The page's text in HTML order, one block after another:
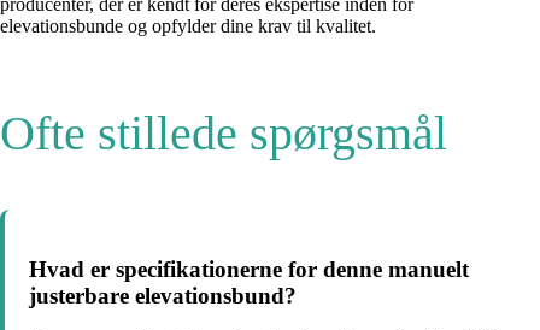
producenter, der er kendt for deres ekspertise inden for
elevationsbunde og opfylder dine krav til kvalitet.
Ofte stillede spørgsmål
Hvad er specifikationerne for denne manuelt
justerbare elevationsbund?